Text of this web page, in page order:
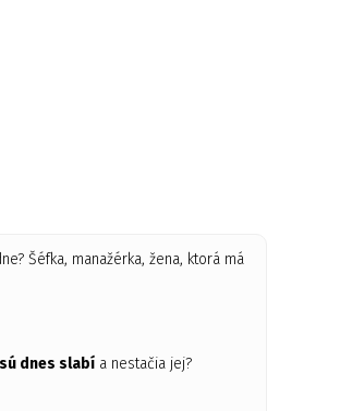
Šéfka, manažérka, žena, ktorá má
dnes slabí a nestačia jej?